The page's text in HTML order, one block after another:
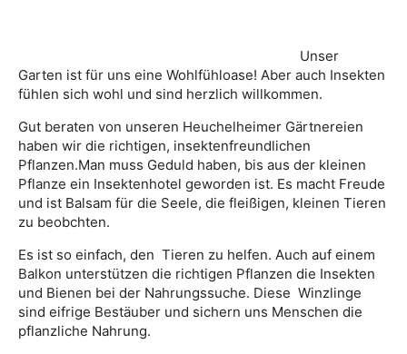
Unser
Garten ist für uns eine Wohlfühloase! Aber auch Insekten
fühlen sich wohl und sind herzlich willkommen.
Gut beraten von unseren Heuchelheimer Gärtnereien
haben wir die richtigen, insektenfreundlichen
Pflanzen.Man muss Geduld haben, bis aus der kleinen
Pflanze ein Insektenhotel geworden ist. Es macht Freude
und ist Balsam für die Seele, die fleißigen, kleinen Tieren
zu beobchten.
Es ist so einfach, den Tieren zu helfen. Auch auf einem
Balkon unterstützen die richtigen Pflanzen die Insekten
und Bienen bei der Nahrungssuche. Diese Winzlinge
sind eifrige Bestäuber und sichern uns Menschen die
pflanzliche Nahrung.